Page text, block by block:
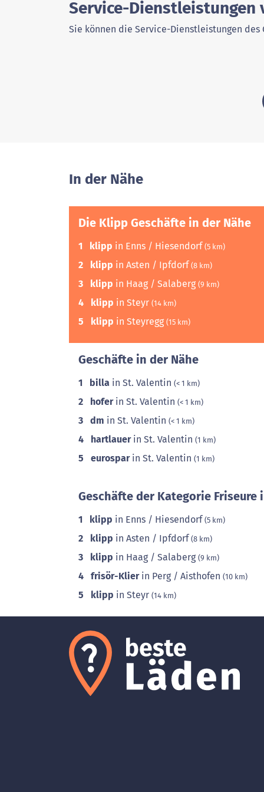
Service-Dienstleistungen
Sie können die Service-Dienstleistungen des
In der Nähe
Die Klipp Geschäfte in der Nähe
1 klipp in Enns / Hiesendorf (5 km)
2 klipp in Asten / Ipfdorf (8 km)
3 klipp in Haag / Salaberg (9 km)
4 klipp in Steyr (14 km)
5 klipp in Steyregg (15 km)
Geschäfte in der Nähe
1 billa in St. Valentin (< 1 km)
2 hoferin St. Valentin (< 1 km)
3 dm in St. Valentin (< 1 km)
4 hartlauerin St. Valentin (1 km)
5 eurosparin St. Valentin (1 km)
Geschäfte der Kategorie Friseure
1 klipp in Enns / Hiesendorf(5 km)
2 klipp in Asten / Ipfdorf(8 km)
3 klipp in Haag / Salaberg (9 km)
4 frisör-Klierin Perg / Aisthofen (10 km)
5 klipp in Steyr (14 km)